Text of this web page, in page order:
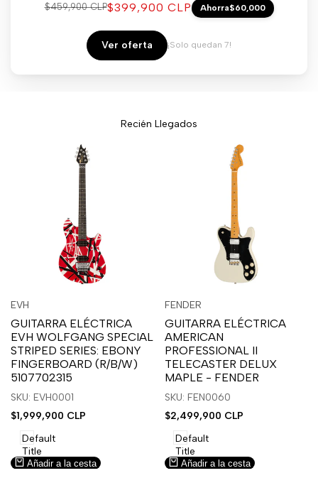
Precio
$459,900 CLPPrecio
venta
$399,900 CLP Ahorra$60,000
Ver oferta ¡Solo quedan 7!
Recién Llegados
sesión
para
usar
la
lista
deseos.
para
usar
Compare
Proveedor:
EVH
GUITARRA ELÉCTRICA
EVH WOLFGANG SPECIAL
STRIPED SERIES: EBONY
FINGERBOARD (R/B/W)
5107702315
SKU: EVH0001
Precio
venta
$1,999,900 CLP
Default
Title
Añadir a la cesta
sesión
para
usar
la
lista
deseos.
sesión
para
usar
Compare
Vista
Proveedor:
FENDER
GUITARRA ELÉCTRICA
AMERICAN
PROFESSIONAL II
TELECASTER DELUX
MAPLE - FENDER
SKU: FEN0060
Precio
venta
$2,499,900 CLP
Default
Title
Añadir a la cesta